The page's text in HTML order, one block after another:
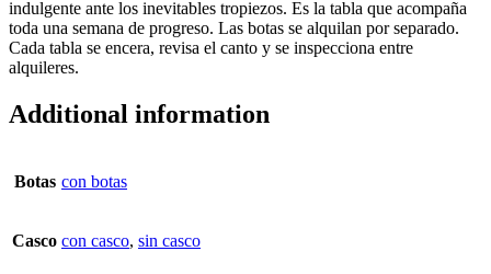
indulgente ante los inevitables tropiezos. Es la tabla que acompaña
toda una semana de progreso. Las botas se alquilan por separado.
Cada tabla se encera, revisa el canto y se inspecciona entre
alquileres.
Additional information
Botas con botas
Casco con casco, sin casco